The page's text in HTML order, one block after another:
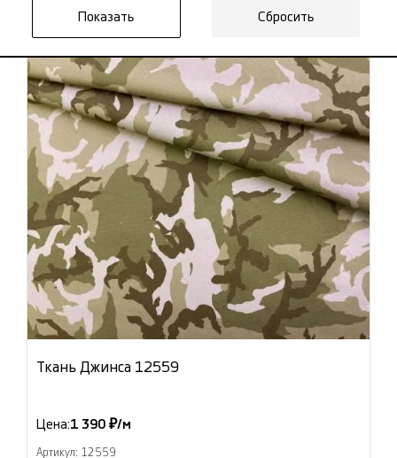
Сбросить
Ткань Джинса 12559
Цена:1 390 ₽/м
Артикул: 12559